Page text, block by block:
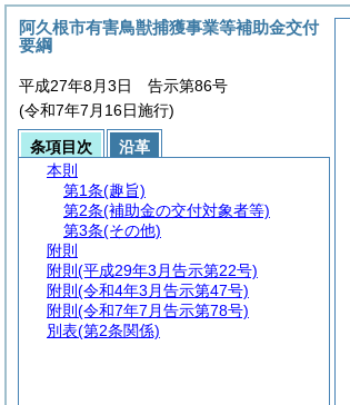
阿久根市有害鳥獣捕獲事業等補助金交付
要綱
平成27年8月3日 告示第86号
(令和7年7月16日施行)
条項目次
沿革
本則
第1条(趣旨)
第2条(補助金の交付対象者等)
第3条(その他)
附則
附則 (平成29年3月告示第22号)
附則 (令和4年3月告示第47号)
附則 (令和7年7月告示第78号)
別表(第2条関係)